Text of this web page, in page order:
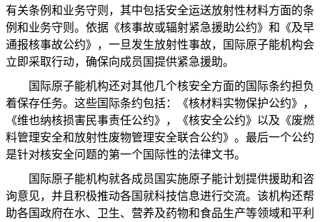
有关条例和业务守则，其中包括安全运送放射性材料方面的条
例和业务守则。依据《核事故或辐射紧急援助公约》和《及早
通报核事故公约》，一旦发生放射性事故，国际原子能机构会
立即采取行动，确保向成员国提供紧急援助。
国际原子能机构还对其他几个核安全方面的国际条约担负
着保存任务。这些国际条约包括：《核材料实物保护公约》，
《维也纳核损害民事责任公约》，《核安全公约》以及《废燃
料管理安全和放射性废物管理安全联合公约》。最后一个公约
是针对核安全问题的第一个国际性的法律文书。
国际原子能机构就各成员国实施原子能计划提供援助和咨
询意见，并且积极推动各国就科技信息进行交流。该机构还帮
助各国政府在水、卫生、营养及药物和食品生产等领域和平利